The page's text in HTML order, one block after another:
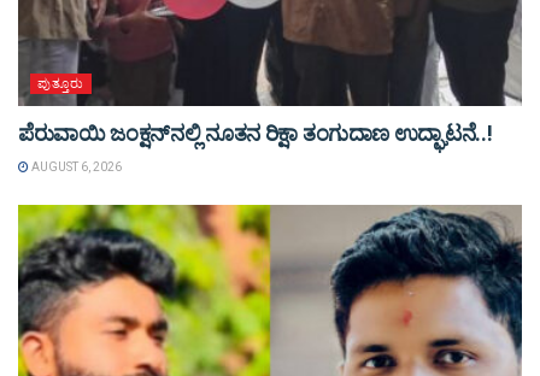
ಪುತ್ತೂರು
ಪೆರುವಾಯಿ ಜಂಕ್ಷನ್‌ನಲ್ಲಿ ನೂತನ ರಿಕ್ಷಾ ತಂಗುದಾಣ ಉದ್ಘಾಟನೆ..!
AUGUST 6, 2026